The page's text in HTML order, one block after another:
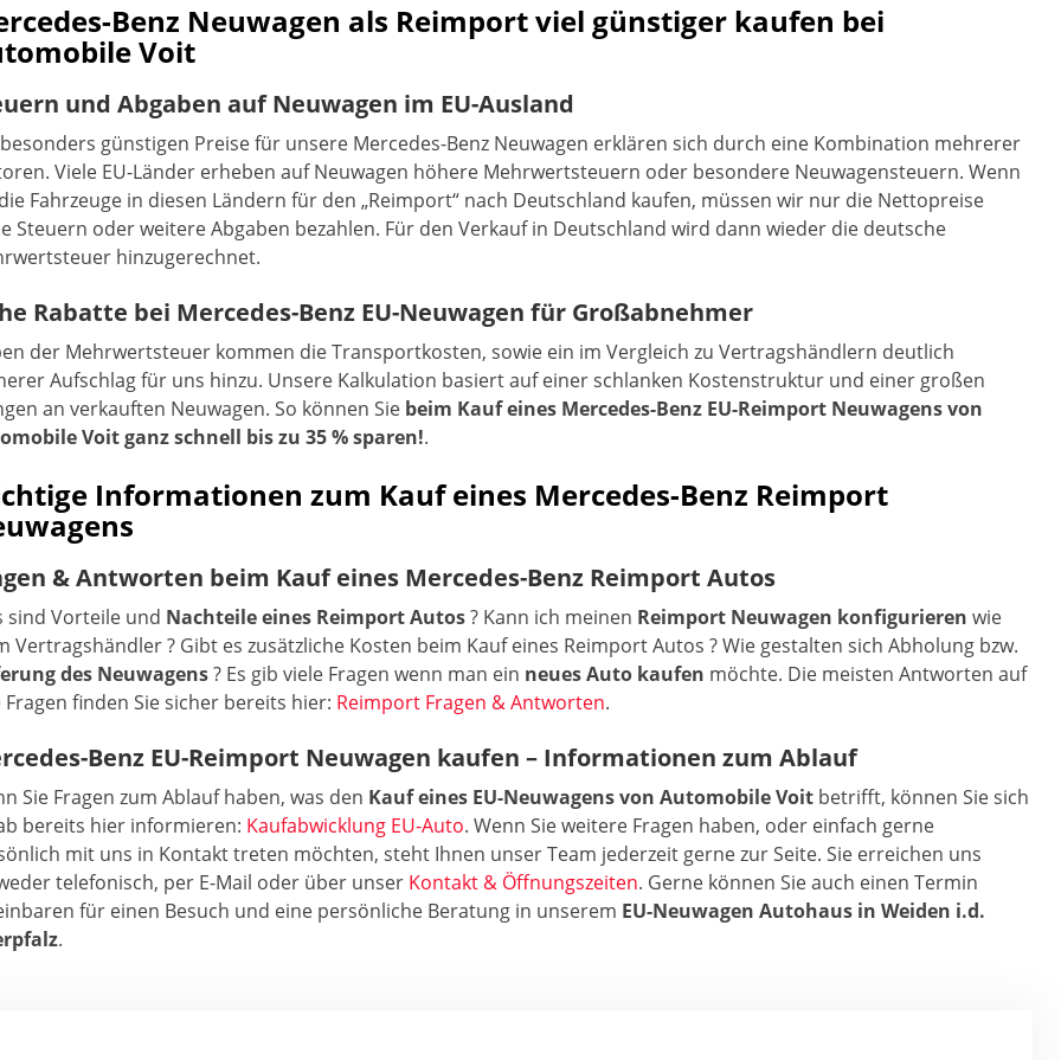
Benz Neuwagen als Reimport viel günstiger kaufen bei
Voit
und Abgaben auf Neuwagen im EU-Ausland
günstigen Preise für unsere Mercedes-Benz Neuwagen erklären sich durch eine Kombination mehrerer
Viele EU-Länder erheben auf Neuwagen höhere Mehrwertsteuern oder besondere Neuwagensteuern. Wenn
Fahrzeuge in diesen Ländern für den „Reimport“ nach Deutschland kaufen, müssen wir nur die Nettopreise
Steuern oder weitere Abgaben bezahlen. Für den Verkauf in Deutschland wird dann wieder die deutsche
hinzugerechnet.
Rabatte bei Mercedes-Benz EU-Neuwagen für Großabnehmer
der Mehrwertsteuer kommen die Transportkosten, sowie ein im Vergleich zu Vertragshändlern deutlich
Aufschlag für uns hinzu. Unsere Kalkulation basiert auf einer schlanken Kostenstruktur und einer großen
an verkauften Neuwagen. So können Sie beim Kauf eines Mercedes-Benz EU-Reimport Neuwagens von
Voit ganz schnell bis zu 35 % sparen!.
Informationen zum Kauf eines Mercedes-Benz Reimport
& Antworten beim Kauf eines Mercedes-Benz Reimport Autos
sind Vorteile und Nachteile eines Reimport Autos? Kann ich meinen Reimport Neuwagen konfigurieren wie
Vertragshändler ? Gibt es zusätzliche Kosten beim Kauf eines Reimport Autos ? Wie gestalten sich Abholung bzw.
des Neuwagens? Es gib viele Fragen wenn man ein neues Auto kaufen möchte. Die meisten Antworten auf
Fragen finden Sie sicher bereits hier: Reimport Fragen & Antworten.
Benz EU-Reimport Neuwagen kaufen – Informationen zum Ablauf
Sie Fragen zum Ablauf haben, was den Kauf eines EU-Neuwagens von Automobile Voit betrifft, können Sie sich
bereits hier informieren: Kaufabwicklung EU-Auto. Wenn Sie weitere Fragen haben, oder einfach gerne
mit uns in Kontakt treten möchten, steht Ihnen unser Team jederzeit gerne zur Seite. Sie erreichen uns
telefonisch, per E-Mail oder über unser Kontakt & Öffnungszeiten. Gerne können Sie auch einen Termin
für einen Besuch und eine persönliche Beratung in unserem EU-Neuwagen Autohaus in Weiden i.d.
.